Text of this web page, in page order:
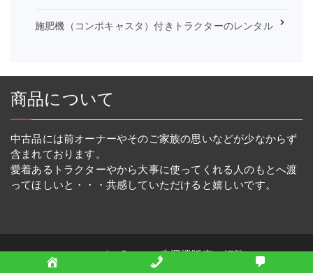
施肥機（コンポキャスタ）付きトラクターのレンタル
商品について
中古品には前オーナーやそのご家族の思いなどが少なからず
含まれております。
愛着あるトラクターやから大事に使ってくれる人のもとへ渡
ってほしいと・・・共感していただけると嬉しいです。
Copyright © 2026 幸運機販売・姫路